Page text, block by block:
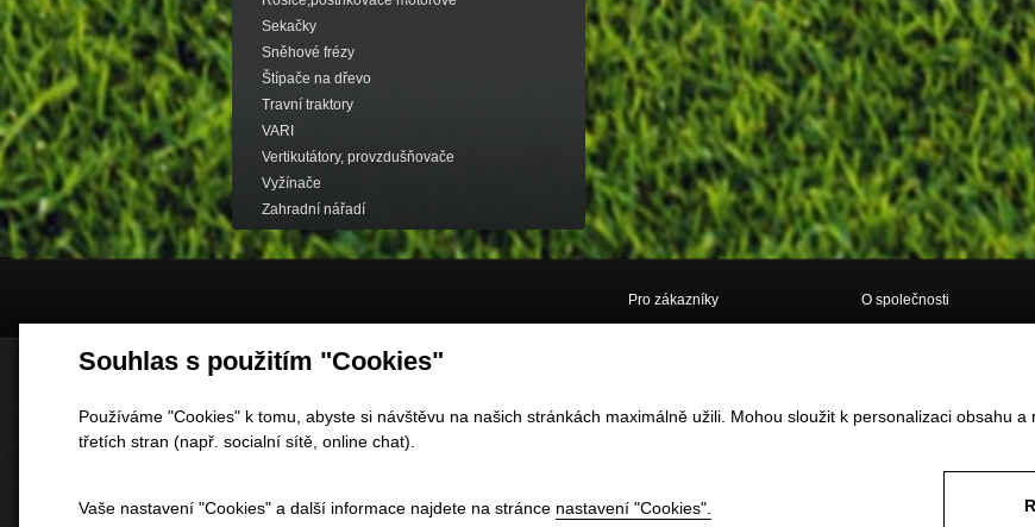
Souhlas s použitím "Cookies"
Používáme "Cookies" k tomu, abyste si návštěvu na našich stránkách maximálně užili. Mohou sloužit k personalizaci obsahu
třetích stran (např. socialní sítě, online chat).
Vaše nastavení "Cookies" a další informace najdete na stránce nastavení "Cookies".
Sekačky
Sněhové frézy
Štípače na dřevo
Travní traktory
VARI
Vertikutátory, provzdušňovače
Vyžínače
Zahradní nářadí
Pro zákazníky
Vrácení zboží do 14ti dnů
Odstoupení od smlouvy ONLINE
O společnosti